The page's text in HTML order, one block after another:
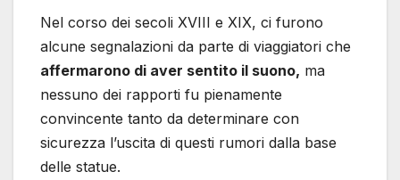
Nel corso dei secoli XVIII e XIX, ci furono
alcune segnalazioni da parte di viaggiatori che
affermarono di aver sentito il suono, ma
nessuno dei rapporti fu pienamente
convincente tanto da determinare con
sicurezza l’uscita di questi rumori dalla base
delle statue.